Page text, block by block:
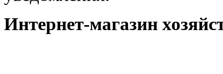
Интернет-магазин